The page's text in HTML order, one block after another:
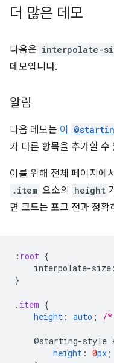
더 많은 데모
다음은 interpolate-
데모입니다.
알림
다음 데모는 이
가 다른 항목을 추가할
이를 위해 전체 페이지에
.item 요소의 height
면 코드는 포크 전과 정확
: root {
interpolate-size :
}
. item {
height : auto ; /
@starting-style
height : 0px ;